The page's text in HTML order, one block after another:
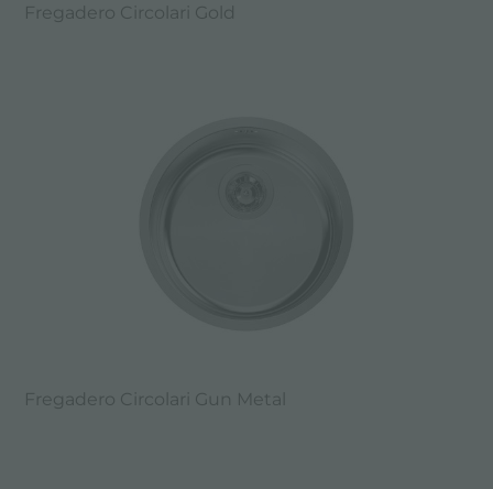
Fregadero Circolari Gold
Fregadero Circolari Gun Metal